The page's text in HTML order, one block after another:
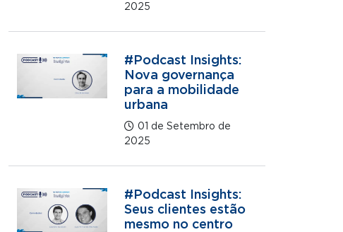
2025
#Podcast Insights:
Nova governança
para a mobilidade
urbana
01 de Setembro de
2025
#Podcast Insights:
Seus clientes estão
mesmo no centro